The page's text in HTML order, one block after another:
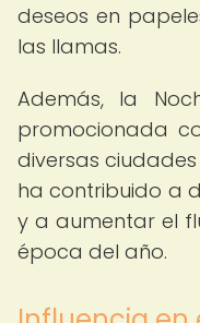
deseos en
las llamas.
Además, la
promocionada
diversas
ha contribuido a
y a aumentar el
época del año.